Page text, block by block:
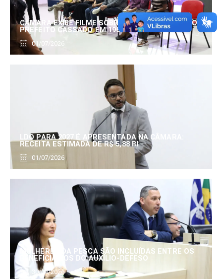
CÂMARA EXIBE FILME SOBRE EDUARDO SERRANO,
PREFEITO CASSADO EM 1960
01/07/2026
LDO PARA 2027 É APRESENTADA NA CÂMARA:
RECEITA ESTIMADA DE R$ 5,88 BI
01/07/2026
MULHERES DA PESCA SÃO INCLUÍDAS ENTRE OS
BENEFICIÁRIOS DO AUXÍLIO-DEFESO
30/06/2026